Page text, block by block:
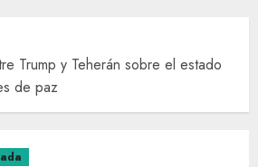
Trump y Teherán sobre el estado
de paz